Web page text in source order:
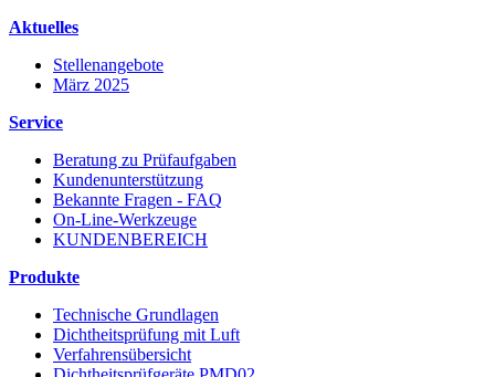
Aktuelles
Stellenangebote
März 2025
Service
Beratung zu Prüfaufgaben
Kundenunterstützung
Bekannte Fragen - FAQ
On-Line-Werkzeuge
KUNDENBEREICH
Produkte
Technische Grundlagen
Dichtheitsprüfung mit Luft
Verfahrensübersicht